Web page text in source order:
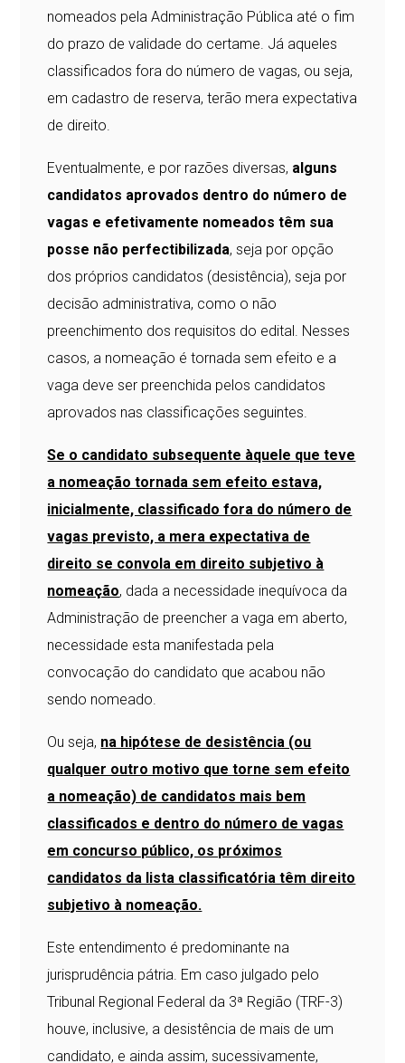
nomeados pela Administração Pública até o fim
do prazo de validade do certame. Já aqueles
classificados fora do número de vagas, ou seja,
em cadastro de reserva, terão mera expectativa
de direito.
Eventualmente, e por razões diversas, alguns
candidatos aprovados dentro do número de
vagas e efetivamente nomeados têm sua
posse não perfectibilizada, seja por opção
dos próprios candidatos (desistência), seja por
decisão administrativa, como o não
preenchimento dos requisitos do edital. Nesses
casos, a nomeação é tornada sem efeito e a
vaga deve ser preenchida pelos candidatos
aprovados nas classificações seguintes.
Se o candidato subsequente àquele que teve
a nomeação tornada sem efeito estava,
inicialmente, classificado fora do número de
vagas previsto, a mera expectativa de
direito se convola em direito subjetivo à
nomeação, dada a necessidade inequívoca da
Administração de preencher a vaga em aberto,
necessidade esta manifestada pela
convocação do candidato que acabou não
sendo nomeado.
Ou seja, na hipótese de desistência (ou
qualquer outro motivo que torne sem efeito
a nomeação) de candidatos mais bem
classificados e dentro do número de vagas
em concurso público, os próximos
candidatos da lista classificatória têm direito
subjetivo à nomeação.
Este entendimento é predominante na
jurisprudência pátria. Em caso julgado pelo
Tribunal Regional Federal da 3ª Região (TRF-3)
houve, inclusive, a desistência de mais de um
candidato, e ainda assim, sucessivamente,